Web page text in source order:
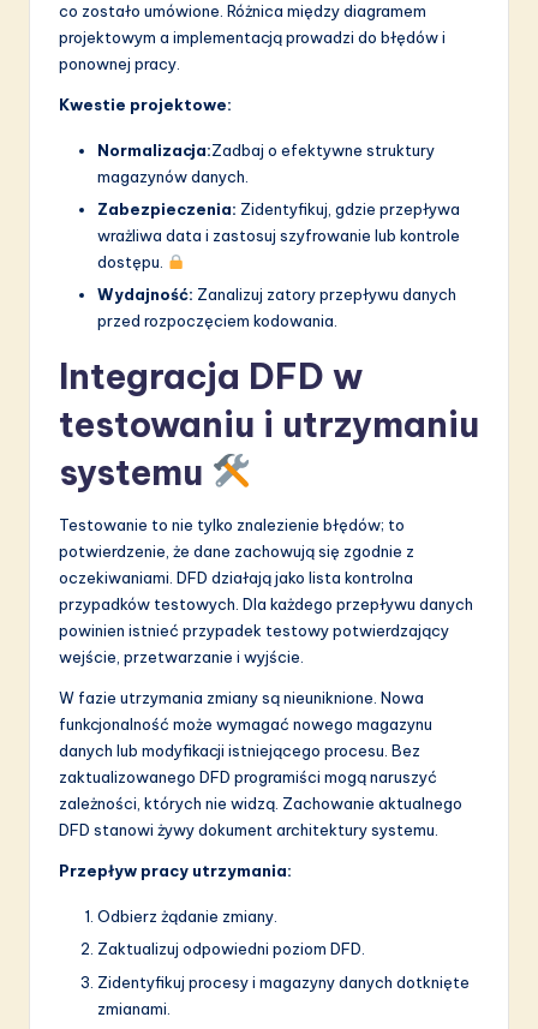
co zostało umówione. Różnica między diagramem
projektowym a implementacją prowadzi do błędów i
ponownej pracy.
Kwestie projektowe:
Normalizacja:Zadbaj o efektywne struktury
magazynów danych.
Zabezpieczenia: Zidentyfikuj, gdzie przepływa
wrażliwa data i zastosuj szyfrowanie lub kontrole
dostępu.
Wydajność: Zanalizuj zatory przepływu danych
przed rozpoczęciem kodowania.
Integracja DFD w
testowaniu i utrzymaniu
systemu
Testowanie to nie tylko znalezienie błędów; to
potwierdzenie, że dane zachowują się zgodnie z
oczekiwaniami. DFD działają jako lista kontrolna
przypadków testowych. Dla każdego przepływu danych
powinien istnieć przypadek testowy potwierdzający
wejście, przetwarzanie i wyjście.
W fazie utrzymania zmiany są nieuniknione. Nowa
funkcjonalność może wymagać nowego magazynu
danych lub modyfikacji istniejącego procesu. Bez
zaktualizowanego DFD programiści mogą naruszyć
zależności, których nie widzą. Zachowanie aktualnego
DFD stanowi żywy dokument architektury systemu.
Przepływ pracy utrzymania:
Odbierz żądanie zmiany.
Zaktualizuj odpowiedni poziom DFD.
Zidentyfikuj procesy i magazyny danych dotknięte
zmianami.